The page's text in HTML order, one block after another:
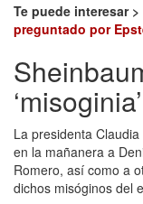
Te puede interesar >
preguntado por
La presidenta
en la mañanera a
Romero, así como a
dichos misóginos del